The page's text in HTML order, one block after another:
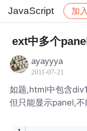
JavaScript 加入
社区 JavaScript
ext中多个
ayayyya
2011-07-21
如题,html中包含
但只能显示panel,